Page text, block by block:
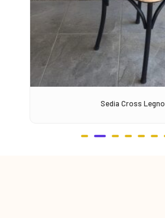
Sedia Cross Legno